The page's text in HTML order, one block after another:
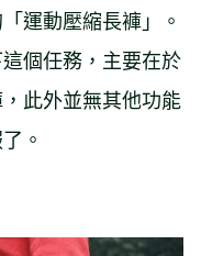
運動壓縮長褲」。
個任務，主要在於
此外並無其他功能
。